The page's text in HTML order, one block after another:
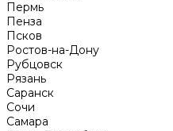
Пермь
Пенза
Псков
Ростов-на-Дону
Рубцовск
Рязань
Саранск
Сочи
Самара